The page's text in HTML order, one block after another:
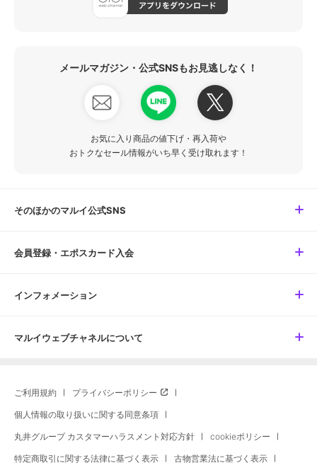
メールマガジン・公式SNSもお見逃しなく！
お気に入り商品の値下げ・再入荷や
おトクなセール情報がいち早く受け取れます！
そのほかのマルイ公式SNS
会員登録・エポスカード入会
インフォメーション
マルイウェブチャネルについて
ご利用規約 プライバシーポリシー
個人情報の取り扱いに関する同意条項
丸井グループ カスタマーハラスメント対応方針 cookieポリシー
特定商取引に関する法律に基づく表示 古物営業法に基づく表示